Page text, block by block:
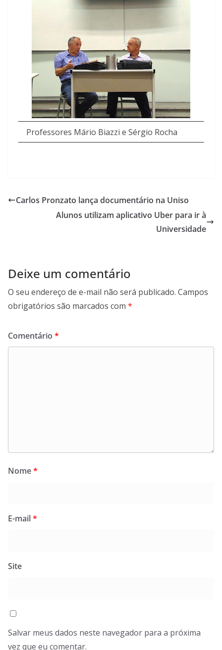
Professores Mário Biazzi e Sérgio Rocha
Carlos Pronzato lança documentário na Uniso
Alunos utilizam aplicativo Uber para ir à
Universidade
Deixe um comentário
O seu endereço de e-mail não será publicado. Campos
obrigatórios são marcados com *
Comentário *
Nome*
E-mail*
Site
Salvar meus dados neste navegador para a próxima
vez que eu comentar.